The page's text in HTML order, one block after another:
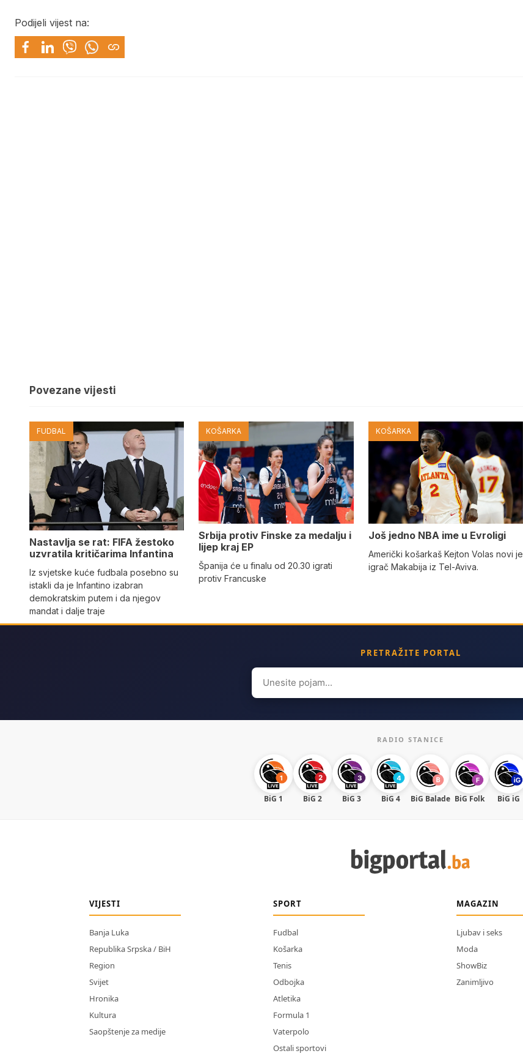
Podijeli vijest na:
Povezane vijesti
FUDBAL
Nastavlja se rat: FIFA žestoko
uzvratila kritičarima Infantina
Iz svjetske kuće fudbala posebno su
istakli da je Infantino izabran
demokratskim putem i da njegov
mandat i dalje traje
KOŠARKA
Srbija protiv Finske za medalju i
lijep kraj EP
Španija će u finalu od 20.30 igrati
protiv Francuske
KOŠARKA
Još jedno NBA ime u Evroligi
Američki košarkaš Kejton Volas novi je
igrač Makabija iz Tel-Aviva.
PRETRAŽITE PORTAL
Search
for:
RADIO STANICE
BiG 1 BiG 2 BiG 3 BiG 4 BiG Balade BiG Folk BiG iG
VIJESTI
Banja Luka
Republika Srpska / BiH
Region
Svijet
Hronika
Kultura
Saopštenje za medije
SPORT
Fudbal
Košarka
Tenis
Odbojka
Atletika
Formula 1
Vaterpolo
Ostali sportovi
MAGAZIN
Ljubav i seks
Moda
ShowBiz
Zanimljivo